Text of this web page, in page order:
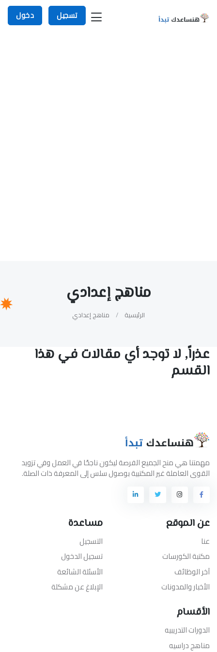
تسجيل دخول
مناهج إعدادي
الرئيسية مناهج إعدادي
عذراً, لا توجد أي مقالات في هذا
القسم
مهمتنا هي منح الجميع الفرصة ليكون ناجحًا في العمل وفي تزويد
القوى العاملة غير المكتبية بوصول سلس إلى المعرفة ذات الصلة.
عن الموقع
عنا
مكتبة الكورسات
آخر الوظائف
الأخبار والمدونات
مساعدة
التسجيل
تسجيل الدخول
الأسئلة الشائعة
الإبلاغ عن مشكلة
الأقسام
الدورات التدريبيه
مناهج دراسيه